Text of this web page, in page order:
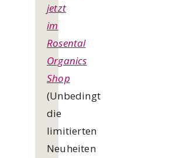
jetzt
im
Rosental
Organics
Shop
(Unbedingt
die
limitierten
Neuheiten